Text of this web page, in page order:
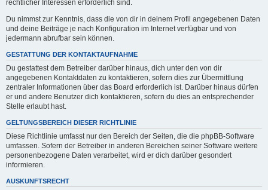
rechtlicher Interessen erforderlich sind.
Du nimmst zur Kenntnis, dass die von dir in deinem Profil angegebenen Daten
und deine Beiträge je nach Konfiguration im Internet verfügbar und von
jedermann abrufbar sein können.
GESTATTUNG DER KONTAKTAUFNAHME
Du gestattest dem Betreiber darüber hinaus, dich unter den von dir
angegebenen Kontaktdaten zu kontaktieren, sofern dies zur Übermittlung
zentraler Informationen über das Board erforderlich ist. Darüber hinaus dürfen
er und andere Benutzer dich kontaktieren, sofern du dies an entsprechender
Stelle erlaubt hast.
GELTUNGSBEREICH DIESER RICHTLINIE
Diese Richtlinie umfasst nur den Bereich der Seiten, die die phpBB-Software
umfassen. Sofern der Betreiber in anderen Bereichen seiner Software weitere
personenbezogene Daten verarbeitet, wird er dich darüber gesondert
informieren.
AUSKUNFTSRECHT